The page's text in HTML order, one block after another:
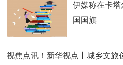
伊媒称在卡塔
国国旗
视焦点讯！新华视点丨城乡文旅